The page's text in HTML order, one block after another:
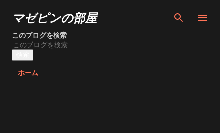
スキップしてメイン コンテンツに移動
マゼピンの部屋
このブログを検索
ホーム